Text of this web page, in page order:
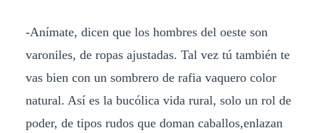
-Anímate, dicen que los hombres del oeste son
varoniles, de ropas ajustadas. Tal vez tú también te
vas bien con un sombrero de rafia vaquero color
natural. Así es la bucólica vida rural, solo un rol de
poder, de tipos rudos que doman caballos,enlazan